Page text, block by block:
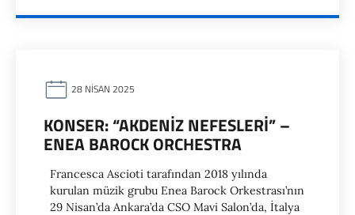
28 NISAN 2025
KONSER: “AKDENIZ NEFESLERI” –
ENEA BAROCK ORCHESTRA
Francesca Ascioti tarafından 2018 yılında
kurulan müzik grubu Enea Barock Orkestrası’nın
29 Nisan’da Ankara’da CSO Mavi Salon’da, İtalya